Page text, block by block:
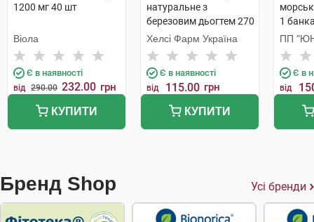
1200 мг 40 шт
Віола
Є в наявності
від 290.00 232.00 грн
КУПИТИ
натуральне з
березовим дьогтем 270
г 1 флакон
Хелсі Фарм Україна
Є в наявності
від 115.00 грн
КУПИТИ
1
ПП
Є в
від
Бренд Shop Усі бренди